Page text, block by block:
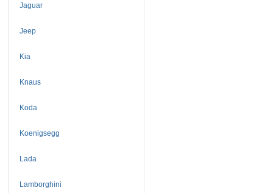
Jaguar
Jeep
Kia
Knaus
Koda
Koenigsegg
Lada
Lamborghini